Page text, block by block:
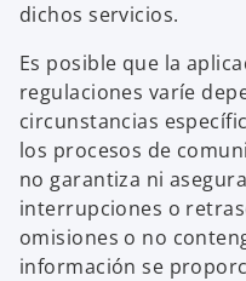
dichos servicios.
Es posible que la
regulaciones varíe
circunstancias
los procesos de
no garantiza ni
interrupciones o
omisiones o no
información se